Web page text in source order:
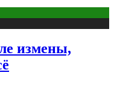
измены,